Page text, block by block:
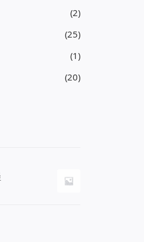
(2)
(25)
(1)
(20)